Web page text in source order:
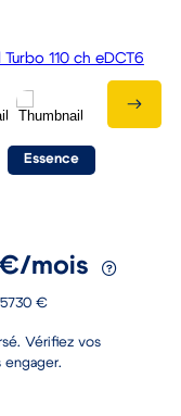
Essence
mois
€
Vérifiez vos